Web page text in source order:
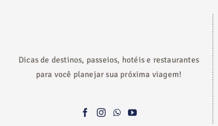
Dicas de destinos, passeios, hotéis e restaurantes
para você planejar sua próxima viagem!